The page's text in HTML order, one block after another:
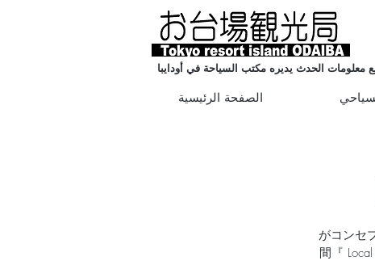
معلومات الحدث يديره مكتب السياحة في أودايبا
الصفحة الرئيسية
「Life with
間『